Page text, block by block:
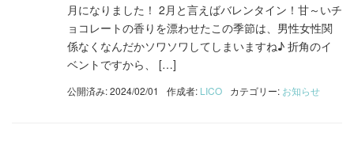
月になりました！ 2月と言えばバレンタイン！甘～いチ
ョコレートの香りを漂わせたこの季節は、男性女性関
係なくなんだかソワソワしてしまいますね♪ 折角のイ
ベントですから、 […]
公開済み: 2024/02/01 作成者: LICO カテゴリー: お知らせ